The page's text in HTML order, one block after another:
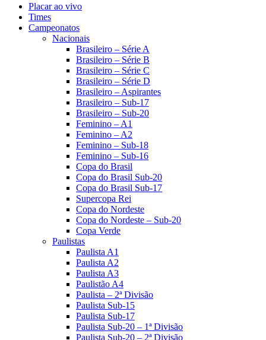
Placar ao vivo
Times
Campeonatos
Nacionais
Brasileiro – Série A
Brasileiro – Série B
Brasileiro – Série C
Brasileiro – Série D
Brasileiro – Aspirantes
Brasileiro – Sub-17
Brasileiro – Sub-20
Feminino – A1
Feminino – A2
Feminino – Sub-18
Feminino – Sub-16
Copa do Brasil
Copa do Brasil Sub-20
Copa do Brasil Sub-17
Supercopa Rei
Copa do Nordeste
Copa do Nordeste – Sub-20
Copa Verde
Paulistas
Paulista A1
Paulista A2
Paulista A3
Paulistão A4
Paulista – 2ª Divisão
Paulista Sub-15
Paulista Sub-17
Paulista Sub-20 – 1ª Divisão
Paulista Sub-20 – 2ª Divisão